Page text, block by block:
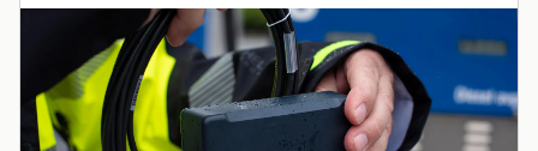
Write:450 MB/s
Batteri:
HD-video, 50 % lys (Mac OS):13:05